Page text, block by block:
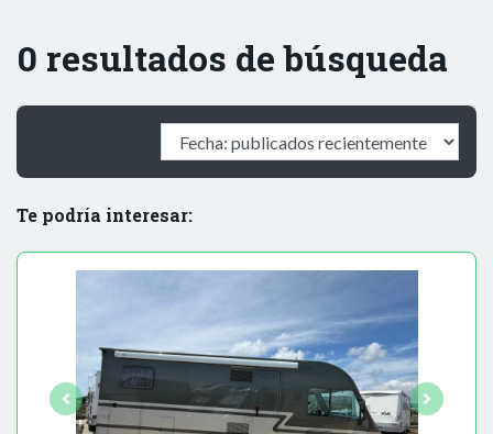
0 resultados de búsqueda
Te podría interesar: